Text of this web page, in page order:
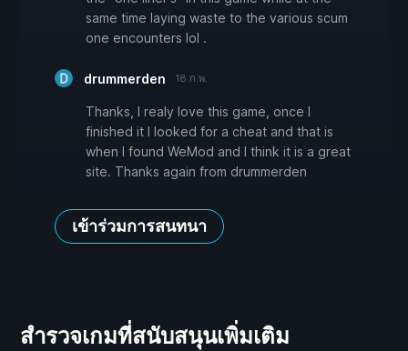
same time laying waste to the various scum
one encounters lol .
drummerden 18 ก.พ.
Thanks, I realy love this game, once I
finished it I looked for a cheat and that is
when I found WeMod and I think it is a great
site. Thanks again from drummerden
เข้าร่วมการสนทนา
สำรวจเกมที่สนับสนุนเพิ่มเติม